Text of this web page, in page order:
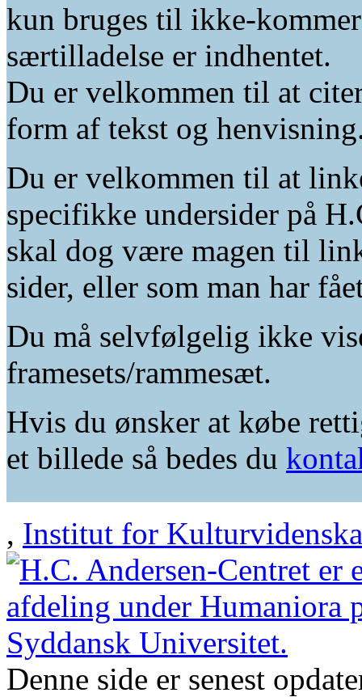
kun bruges til ikke-
særtilladelse er indhentet.
Du er velkommen til at
form af tekst og
Du er velkommen til at
specifikke undersider på
skal dog være magen til
sider, eller som man har
Du må selvfølgelig ikke
framesets/rammesæt.
Hvis du ønsker at købe
et billede så bedes du
, Institut for
Denne side er senest